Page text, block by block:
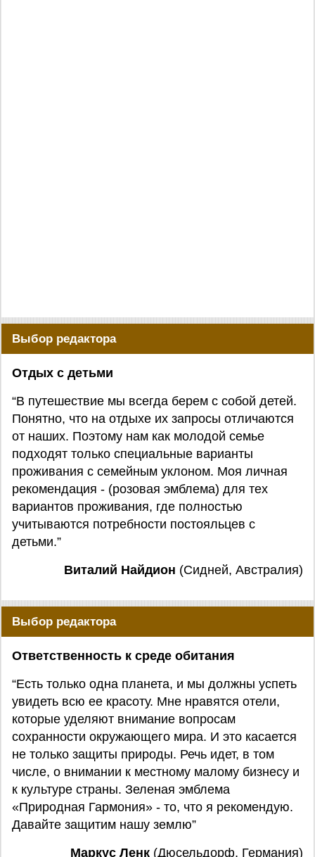
Выбор редактора
Отдых с детьми
“В путешествие мы всегда берем с собой детей.
Понятно, что на отдыхе их запросы отличаются
от наших. Поэтому нам как молодой семье
подходят только специальные варианты
проживания с семейным уклоном. Моя личная
рекомендация - (розовая эмблема) для тех
вариантов проживания, где полностью
учитываются потребности постояльцев с
детьми.”
Виталий Найдион (Сидней, Австралия)
Выбор редактора
Ответственность к среде обитания
“Есть только одна планета, и мы должны успеть
увидеть всю ее красоту. Мне нравятся отели,
которые уделяют внимание вопросам
сохранности окружающего мира. И это касается
не только защиты природы. Речь идет, в том
числе, о внимании к местному малому бизнесу и
к культуре страны. Зеленая эмблема
«Природная Гармония» - то, что я рекомендую.
Давайте защитим нашу землю”
Маркус Ленк (Дюсельдорф, Германия)